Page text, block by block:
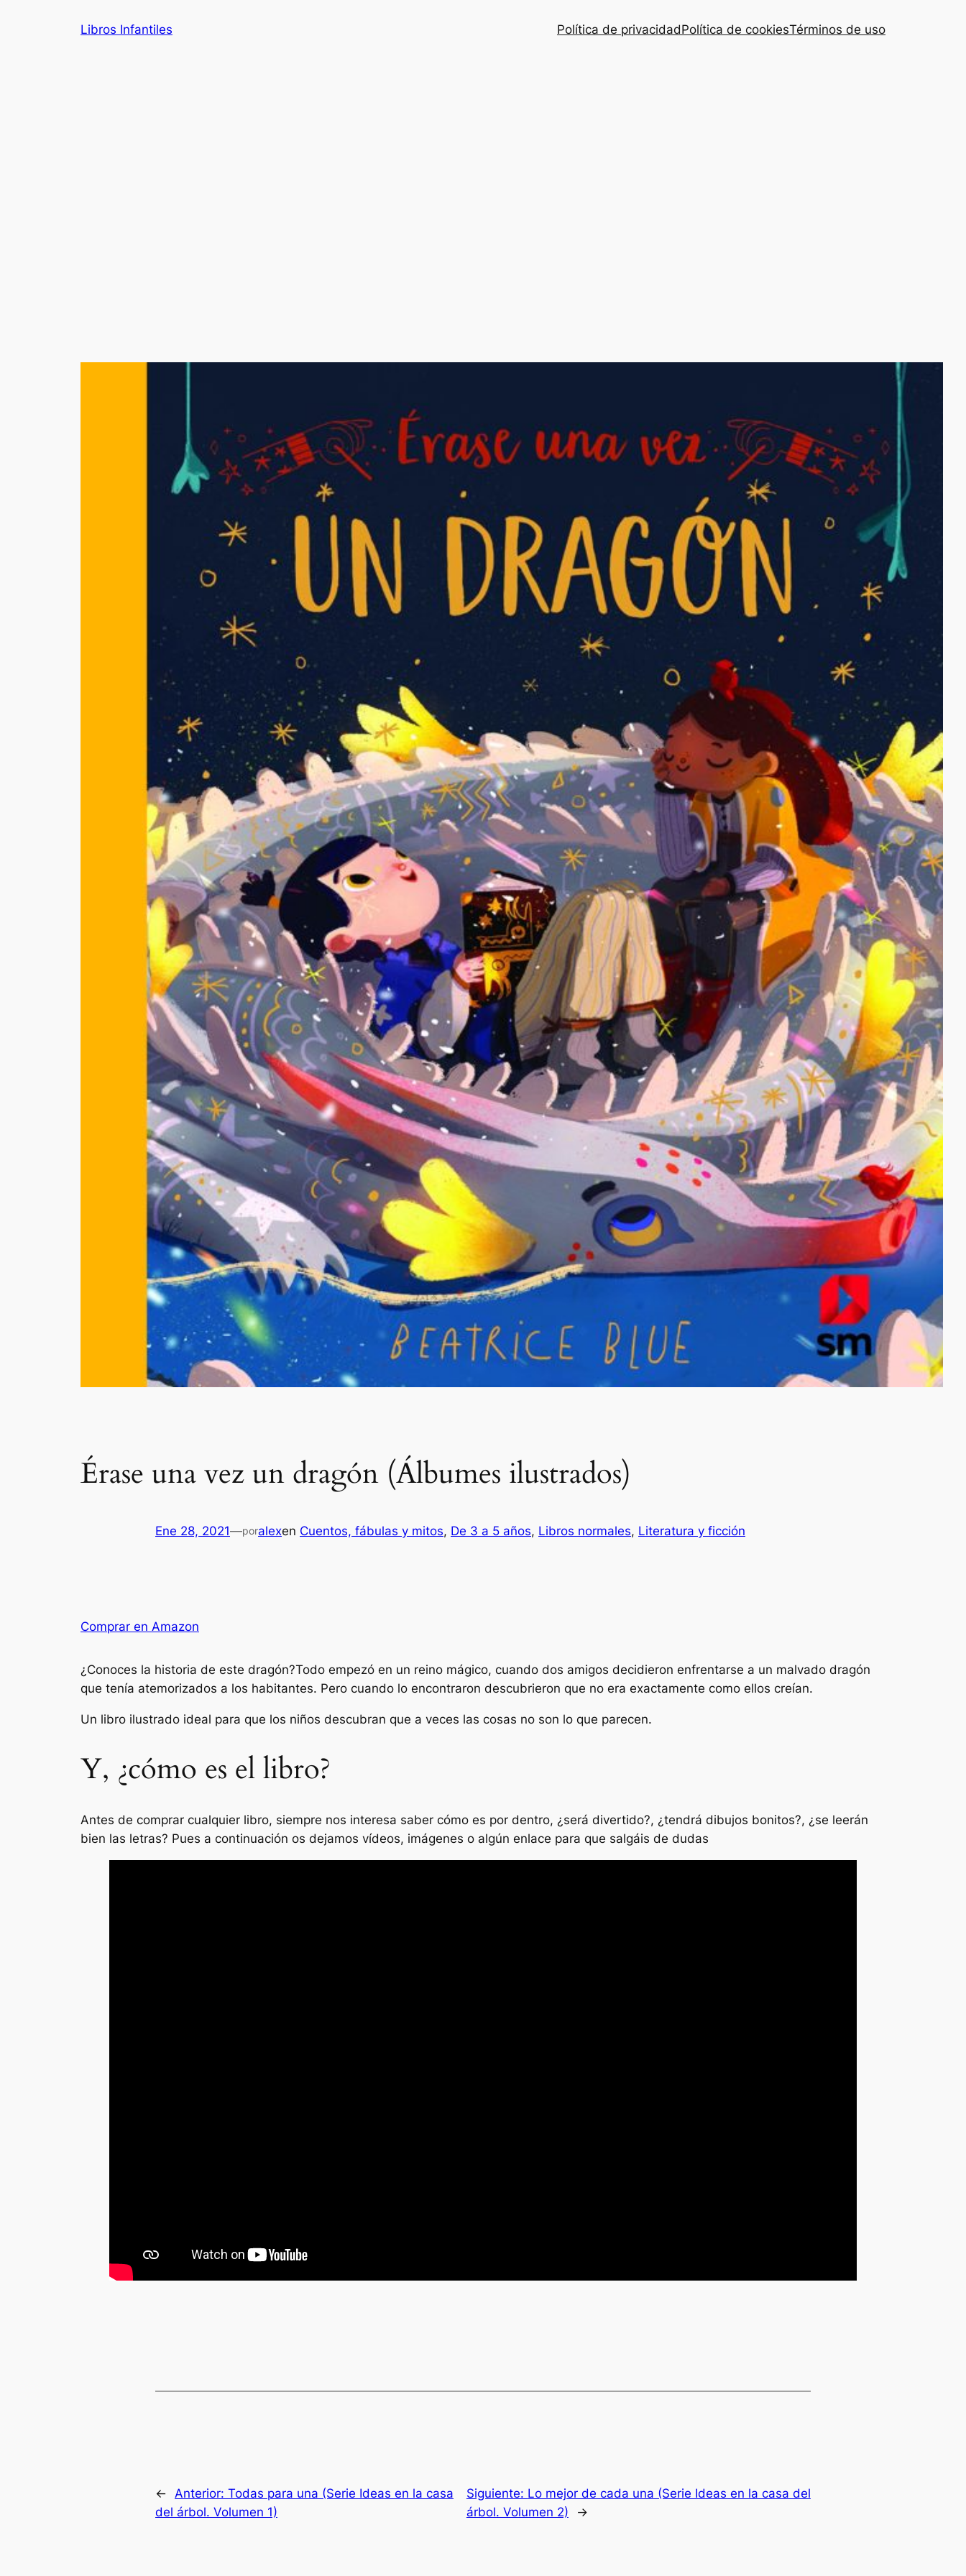
Libros Infantiles Política de privacidadPolítica de cookiesTérminos de uso
Érase una vez un dragón (Álbumes ilustrados)
Ene 28, 2021—poralexen Cuentos, fábulas y mitos, De 3 a 5 años, Libros normales, Literatura y ficción
Comprar en Amazon
¿Conoces la historia de este dragón?Todo empezó en un reino mágico, cuando dos amigos decidieron enfrentarse a un malvado dragón
que tenía atemorizados a los habitantes. Pero cuando lo encontraron descubrieron que no era exactamente como ellos creían.
Un libro ilustrado ideal para que los niños descubran que a veces las cosas no son lo que parecen.
Y, ¿cómo es el libro?
Antes de comprar cualquier libro, siempre nos interesa saber cómo es por dentro, ¿será divertido?, ¿tendrá dibujos bonitos?, ¿se leerán
bien las letras? Pues a continuación os dejamos vídeos, imágenes o algún enlace para que salgáis de dudas
← Anterior: Todas para una (Serie Ideas en la casa
del árbol. Volumen 1)
Siguiente: Lo mejor de cada una (Serie Ideas en la casa del
árbol. Volumen 2)
→